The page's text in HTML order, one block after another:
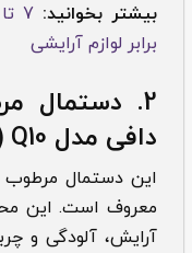
بیشتر بخوانید:
7
برابر لوازم آرایشی
2.
دستمال
دافی مدل Q10 (طرح گل ۲)
معروف است. این
آرایش، آلودگی و